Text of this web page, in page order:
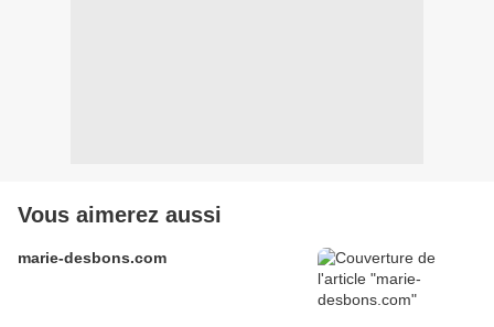
Vous aimerez aussi
marie-desbons.com